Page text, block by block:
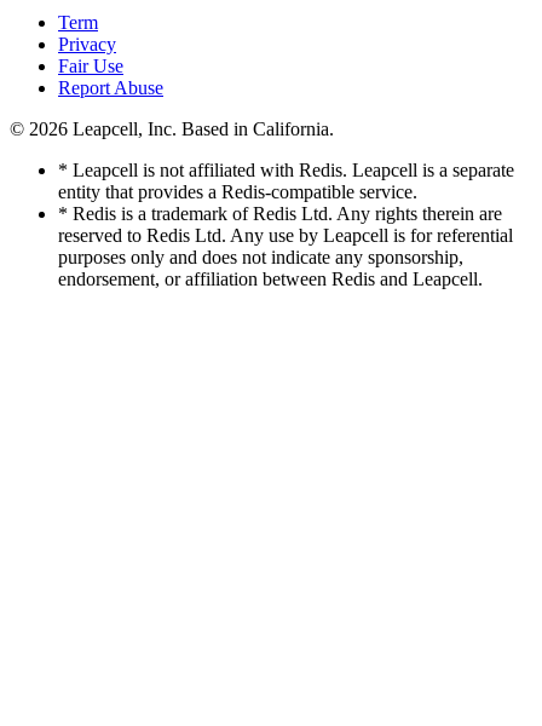
Term
Privacy
Fair Use
Report Abuse
© 2026 Leapcell, Inc. Based in California.
* Leapcell is not affiliated with Redis. Leapcell is a separate
entity that provides a Redis-compatible service.
* Redis is a trademark of Redis Ltd. Any rights therein are
reserved to Redis Ltd. Any use by Leapcell is for referential
purposes only and does not indicate any sponsorship,
endorsement, or affiliation between Redis and Leapcell.